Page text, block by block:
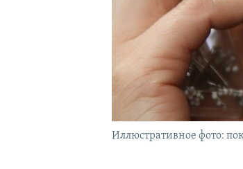
Иллюстративное фото: